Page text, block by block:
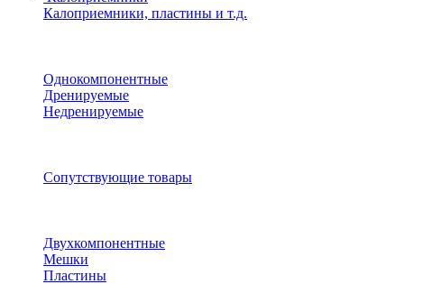
Калоприемники, пластины и т.д.
Однокомпонентные
Дренируемые
Недренируемые
Сопутствующие товары
Двухкомпонентные
Мешки
Пластины